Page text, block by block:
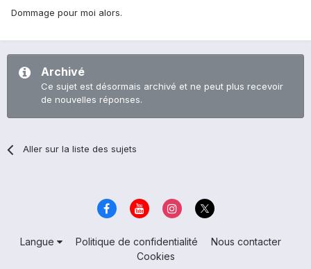
Dommage pour moi alors.
Archivé
Ce sujet est désormais archivé et ne peut plus recevoir
de nouvelles réponses.
Aller sur la liste des sujets
Langue Politique de confidentialité
Nous contacter
Cookies